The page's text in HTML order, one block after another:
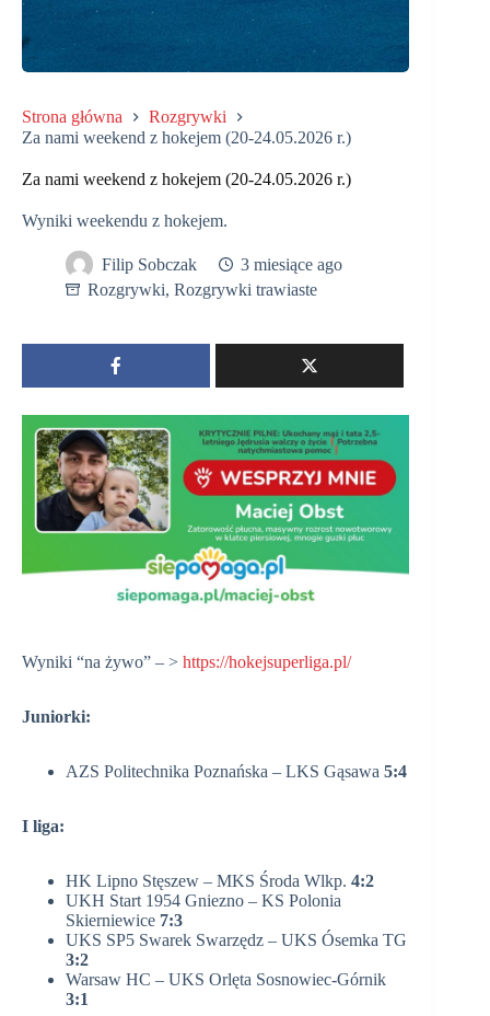
Strona główna
Rozgrywki
Za nami weekend z hokejem (20-24.05.2026 r.)
Za nami weekend z hokejem (20-24.05.2026 r.)
Wyniki weekendu z hokejem.
Filip Sobczak
3 miesiące ago
Rozgrywki, Rozgrywki trawiaste
Wyniki “na żywo” – > https://hokejsuperliga.pl/
Juniorki:
AZS Politechnika Poznańska – LKS Gąsawa 5:4
I liga:
HK Lipno Stęszew – MKS Środa Wlkp. 4:2
UKH Start 1954 Gniezno – KS Polonia
Skierniewice 7:3
UKS SP5 Swarek Swarzędz – UKS Ósemka TG
3:2
Warsaw HC – UKS Orlęta Sosnowiec-Górnik
3:1